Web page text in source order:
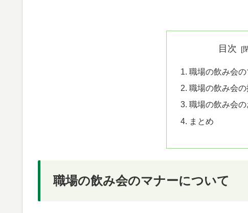
目次
職場の飲み会
職場の飲み会
職場の飲み会の
まとめ
職場の飲み会のマナーについて